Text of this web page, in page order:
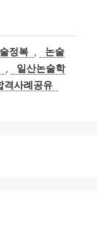
정복 ,
논술
,
일산논술학
격사례공유